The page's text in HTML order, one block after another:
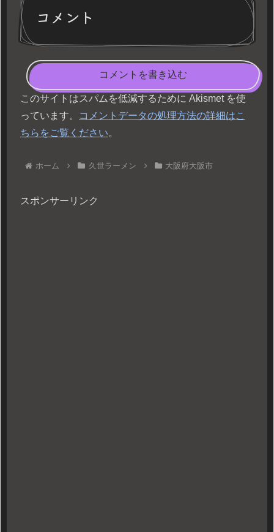
コメント
コメントを書き込む
このサイトはスパムを低減するために Akismet を使
っています。
コメントデータの処理方法の詳細はこ
ちらをご覧ください。
ホーム 久世ラーメン 大阪府大阪市
スポンサーリンク